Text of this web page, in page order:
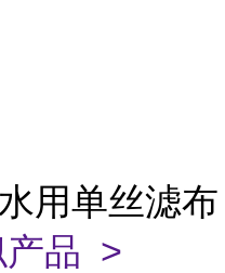
用单丝滤布
产品 >